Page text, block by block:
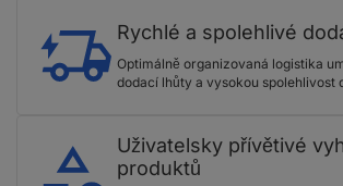
Rychlé a spolehlivé
Optimálně organizovaná logistika
dodací lhůty a vysokou spolehlivost
Uživatelsky přívětivé
produktů